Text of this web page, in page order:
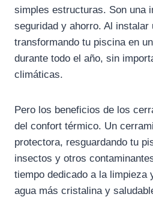
simples estructuras. Son una
seguridad y ahorro. Al
transformando tu piscina en
durante todo el año, sin
climáticas.
Pero los beneficios de los
del confort térmico. Un
protectora, resguardando tu
insectos y otros
tiempo dedicado a la limpieza
agua más cristalina y